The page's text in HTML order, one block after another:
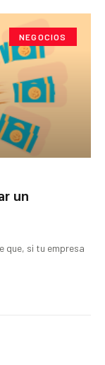
NEGOCIOS
un
que, si tu empresa